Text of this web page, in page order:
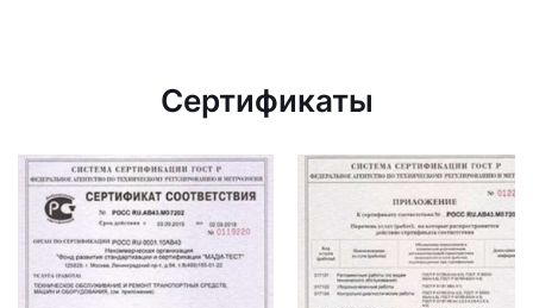
Сертификаты